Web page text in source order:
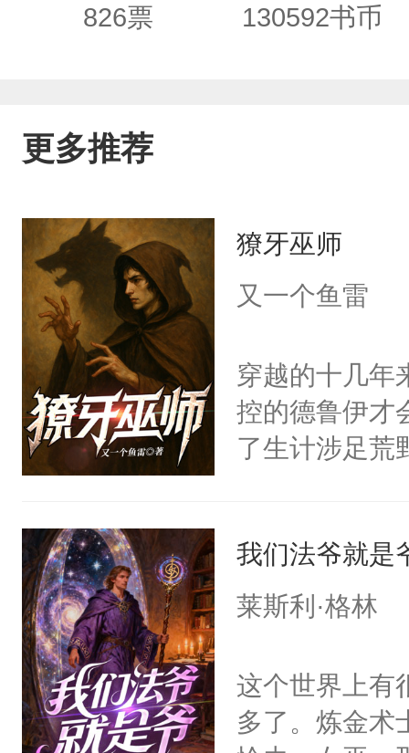
826票 130592书币
更多推荐
獠牙巫师
又一个鱼雷
穿越的十几年
控的德鲁伊才
了生计涉足荒
我们法爷就是
莱斯利·格林
这个世界上有
多了。炼金术